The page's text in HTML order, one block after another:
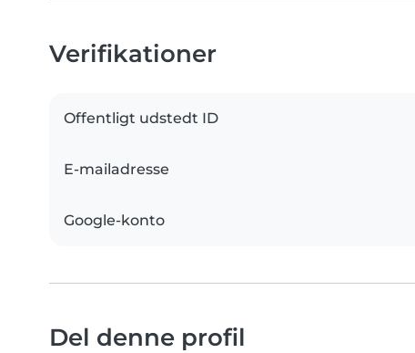
Verifikationer
Offentligt udstedt ID
E-mailadresse
Google-konto
Del denne profil